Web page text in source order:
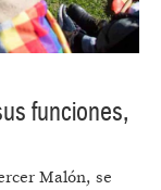
funciones,
Malón, se